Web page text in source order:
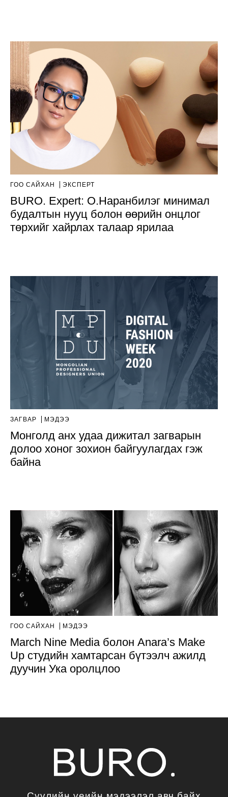
ГОО САЙХАН ЭКСПЕРТ
BURO. Expert: О.Наранбилэг минимал
будалтын нууц болон өөрийн онцлог
төрхийг хайрлах талаар ярилаа
ЗАГВАР МЭДЭЭ
Монголд анх удаа дижитал загварын
долоо хоног зохион байгуулагдах гэж
байна
ГОО САЙХАН МЭДЭЭ
March Nine Media болон Anara’s Make
Up студийн хамтарсан бүтээлч ажилд
дуучин Ука оролцлоо